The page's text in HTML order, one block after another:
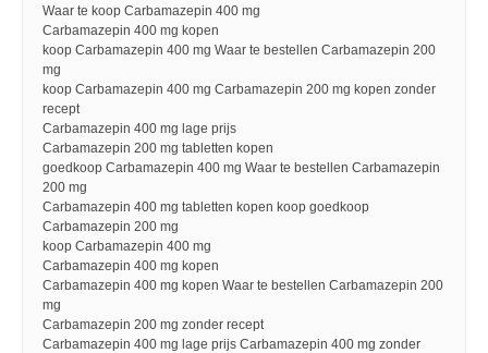
Waar te koop Carbamazepin 400 mg
Carbamazepin 400 mg kopen
koop Carbamazepin 400 mg Waar te bestellen Carbamazepin 200
mg
koop Carbamazepin 400 mg Carbamazepin 200 mg kopen zonder
recept
Carbamazepin 400 mg lage prijs
Carbamazepin 200 mg tabletten kopen
goedkoop Carbamazepin 400 mg Waar te bestellen Carbamazepin
200 mg
Carbamazepin 400 mg tabletten kopen koop goedkoop
Carbamazepin 200 mg
koop Carbamazepin 400 mg
Carbamazepin 400 mg kopen
Carbamazepin 400 mg kopen Waar te bestellen Carbamazepin 200
mg
Carbamazepin 200 mg zonder recept
Carbamazepin 400 mg lage prijs Carbamazepin 400 mg zonder